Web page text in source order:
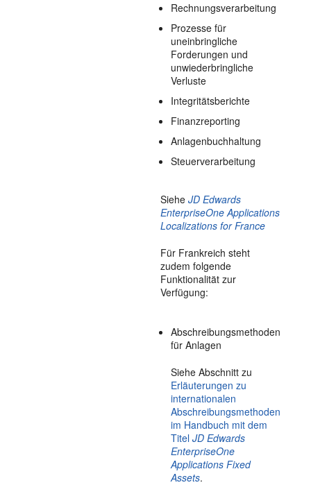
Rechnungsverarbeitung
Prozesse für
uneinbringliche
Forderungen und
unwiederbringliche
Verluste
Integritätsberichte
Finanzreporting
Anlagenbuchhaltung
Steuerverarbeitung
SieheJD Edwards
EnterpriseOne Applications
Localizations for France
Für Frankreich steht
zudem folgende
Funktionalität zur
Verfügung:
Abschreibungsmethoden
für Anlagen
Siehe Abschnitt zu
Erläuterungen zu
internationalen
Abschreibungsmethoden
im Handbuch mit dem
TitelJD Edwards
EnterpriseOne
Applications Fixed
Assets.